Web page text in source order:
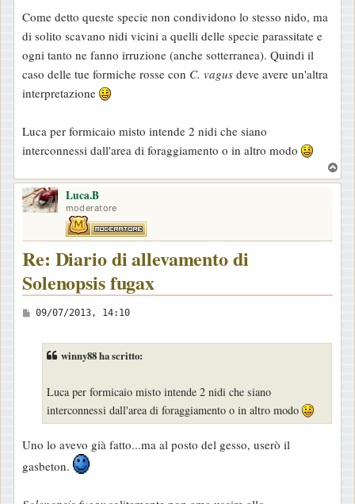
Come detto queste specie non condividono lo stesso nido, ma
di solito scavano nidi vicini a quelli delle specie parassitate e
ogni tanto ne fanno irruzione (anche sotterranea). Quindi il
caso delle tue formiche rosse con C. vagus deve avere un'altra
interpretazione
Luca per formicaio misto intende 2 nidi che siano
interconnessi dall'area di foraggiamento o in altro modo
o
Luca.B
moderatore
Re: Diario di allevamento di
Solenopsis fugax
M
i
o
09/07/2013, 14:10
winny88 ha scritto:
Luca per formicaio misto intende 2 nidi che siano
interconnessi dall'area di foraggiamento o in altro modo
Uno lo avevo già fatto...ma al posto del gesso, userò il
gasbeton.